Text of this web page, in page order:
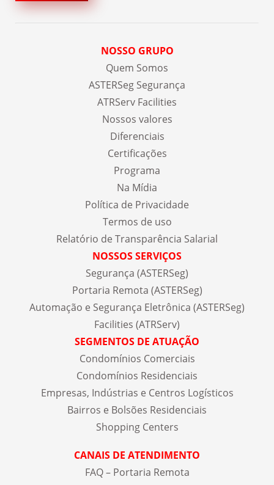
NOSSO GRUPO
Quem Somos
ASTERSeg Segurança
ATRServ Facilities
Nossos valores
Diferenciais
Certificações
Programa
Na Mídia
Política de Privacidade
Termos de uso
Relatório de Transparência Salarial
NOSSOS SERVIÇOS
Segurança (ASTERSeg)
Portaria Remota (ASTERSeg)
Automação e Segurança Eletrônica (ASTERSeg)
Facilities (ATRServ)
SEGMENTOS DE ATUAÇÃO
Condomínios Comerciais
Condomínios Residenciais
Empresas, Indústrias e Centros Logísticos
Bairros e Bolsões Residenciais
Shopping Centers
CANAIS DE ATENDIMENTO
FAQ – Portaria Remota